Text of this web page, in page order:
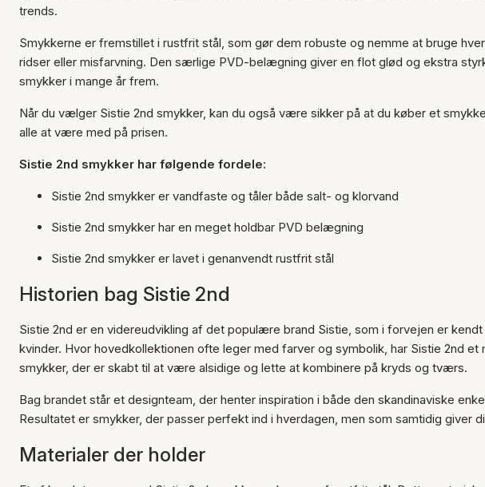
trends.
Smykkerne er fremstillet i rustfrit stål, som gør dem robuste og nemme at bruge
ridser eller misfarvning. Den særlige PVD-belægning giver en flot glød og ekstra
smykker i mange år frem.
Når du vælger Sistie 2nd smykker, kan du også være sikker på at du køber et
alle at være med på prisen.
Sistie 2nd smykker har følgende fordele:
Sistie 2nd smykker er vandfaste og tåler både salt- og klorvand
Sistie 2nd smykker har en meget holdbar PVD belægning
Sistie 2nd smykker er lavet i genanvendt rustfrit stål
Historien bag Sistie 2nd
Sistie 2nd er en videreudvikling af det populære brand Sistie, som i forvejen er
kvinder. Hvor hovedkollektionen ofte leger med farver og symbolik, har Sistie 2nd
smykker, der er skabt til at være alsidige og lette at kombinere på kryds og tværs.
Bag brandet står et designteam, der henter inspiration i både den skandinaviske
Resultatet er smykker, der passer perfekt ind i hverdagen, men som samtidig giver
Materialer der holder